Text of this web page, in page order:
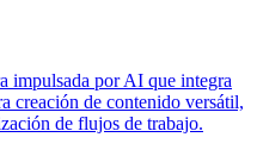
impulsada por AI que integra
creación de contenido versátil,
de flujos de trabajo.